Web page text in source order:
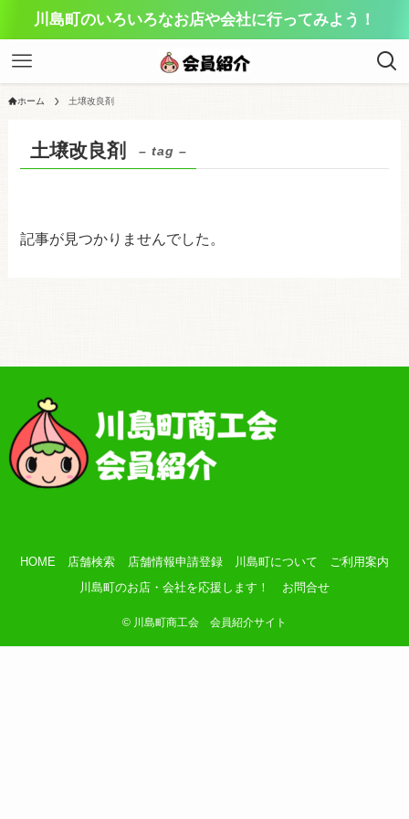
川島町のいろいろなお店や会社に行ってみよう！
ホーム 土壌改良剤
土壌改良剤 – tag –
記事が見つかりませんでした。
HOME 店舗検索 店舗情報申請登録 川島町について
ご利用案内
川島町のお店・会社を応援します！
お問合せ
© 川島町商工会 会員紹介サイト